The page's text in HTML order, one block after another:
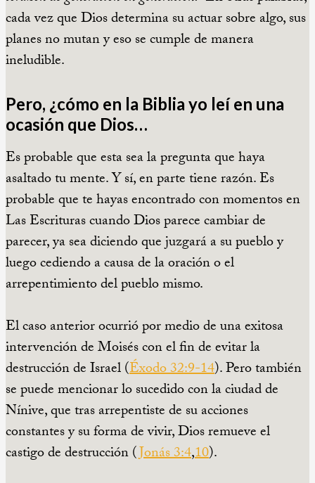
cada vez que Dios determina su actuar sobre algo, sus
planes no mutan y eso se cumple de manera
ineludible.
Pero, ¿cómo en la Biblia yo leí en una
ocasión que Dios…
Es probable que esta sea la pregunta que haya
asaltado tu mente. Y sí, en parte tiene razón. Es
probable que te hayas encontrado con momentos en
Las Escrituras cuando Dios parece cambiar de
parecer, ya sea diciendo que juzgará a su pueblo y
luego cediendo a causa de la oración o el
arrepentimiento del pueblo mismo.
El caso anterior ocurrió por medio de una exitosa
intervención de Moisés con el fin de evitar la
destrucción de Israel (Éxodo 32:9-14). Pero también
se puede mencionar lo sucedido con la ciudad de
Nínive, que tras arrepentiste de su acciones
constantes y su forma de vivir, Dios remueve el
castigo de destrucción (Jonás 3:4,10).